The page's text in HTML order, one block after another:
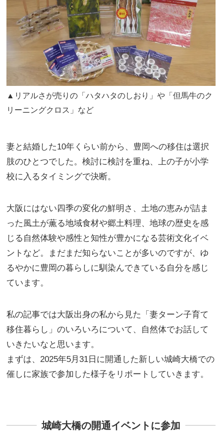
▲リアルさが売りの「ハタハタのしおり」や「但馬牛のク
リーニングクロス」など
妻と結婚した10年くらい前から、豊岡への移住は選択
肢のひとつでした。検討に検討を重ね、上の子が小学
校に入るタイミングで決断。
大阪にはない四季の変化の鮮明さ、土地の恵みが詰ま
った風土が薫る地域食材や郷土料理、地球の歴史を感
じる自然体験や感性と知性が豊かになる芸術文化イベ
ントなど。まだまだ知らないことが多いのですが、ゆ
るやかに豊岡の暮らしに馴染んできている自分を感じ
ています。
私の記事では大阪出身の私から見た「妻ターン子育て
移住暮らし」のいろいろについて、自然体でお話して
いきたいなと思います。
まずは、2025年5月31日に開通した新しい城崎大橋での
催しに家族で参加した様子をリポートしていきます。
城崎大橋の開通イベントに参加